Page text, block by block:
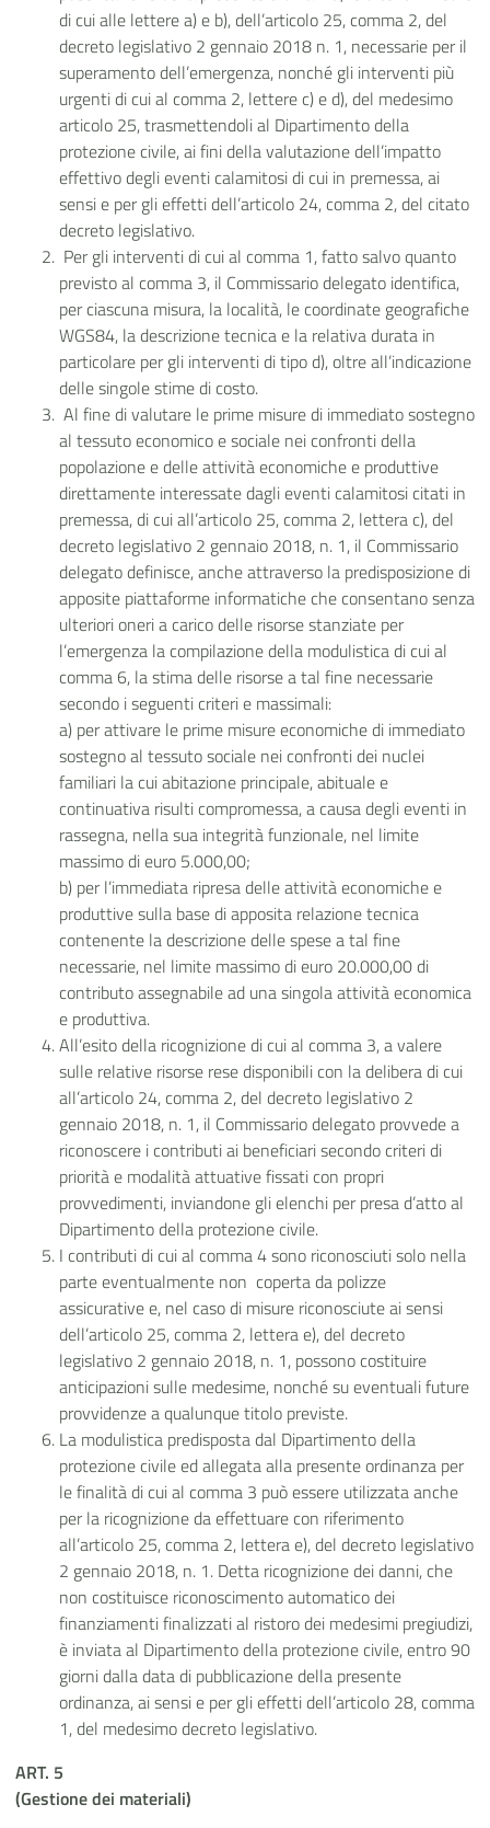
di cui alle lettere a) e b), dell’articolo 25, comma 2, del
decreto legislativo 2 gennaio 2018 n. 1, necessarie per il
superamento dell’emergenza, nonché gli interventi più
urgenti di cui al comma 2, lettere c) e d), del medesimo
articolo 25, trasmettendoli al Dipartimento della
protezione civile, ai fini della valutazione dell’impatto
effettivo degli eventi calamitosi di cui in premessa, ai
sensi e per gli effetti dell’articolo 24, comma 2, del citato
decreto legislativo.
Per gli interventi di cui al comma 1, fatto salvo quanto
previsto al comma 3, il Commissario delegato identifica,
per ciascuna misura, la località, le coordinate geografiche
WGS84, la descrizione tecnica e la relativa durata in
particolare per gli interventi di tipo d), oltre all’indicazione
delle singole stime di costo.
Al fine di valutare le prime misure di immediato sostegno
al tessuto economico e sociale nei confronti della
popolazione e delle attività economiche e produttive
direttamente interessate dagli eventi calamitosi citati in
premessa, di cui all’articolo 25, comma 2, lettera c), del
decreto legislativo 2 gennaio 2018, n. 1, il Commissario
delegato definisce, anche attraverso la predisposizione di
apposite piattaforme informatiche che consentano senza
ulteriori oneri a carico delle risorse stanziate per
l’emergenza la compilazione della modulistica di cui al
comma 6, la stima delle risorse a tal fine necessarie
secondo i seguenti criteri e massimali:
a) per attivare le prime misure economiche di immediato
sostegno al tessuto sociale nei confronti dei nuclei
familiari la cui abitazione principale, abituale e
continuativa risulti compromessa, a causa degli eventi in
rassegna, nella sua integrità funzionale, nel limite
massimo di euro 5.000,00;
b) per l’immediata ripresa delle attività economiche e
produttive sulla base di apposita relazione tecnica
contenente la descrizione delle spese a tal fine
necessarie, nel limite massimo di euro 20.000,00 di
contributo assegnabile ad una singola attività economica
e produttiva.
All’esito della ricognizione di cui al comma 3, a valere
sulle relative risorse rese disponibili con la delibera di cui
all’articolo 24, comma 2, del decreto legislativo 2
gennaio 2018, n. 1, il Commissario delegato provvede a
riconoscere i contributi ai beneficiari secondo criteri di
priorità e modalità attuative fissati con propri
provvedimenti, inviandone gli elenchi per presa d’atto al
Dipartimento della protezione civile.
I contributi di cui al comma 4 sono riconosciuti solo nella
parte eventualmente non coperta da polizze
assicurative e, nel caso di misure riconosciute ai sensi
dell’articolo 25, comma 2, lettera e), del decreto
legislativo 2 gennaio 2018, n. 1, possono costituire
anticipazioni sulle medesime, nonché su eventuali future
provvidenze a qualunque titolo previste.
La modulistica predisposta dal Dipartimento della
protezione civile ed allegata alla presente ordinanza per
le finalità di cui al comma 3 può essere utilizzata anche
per la ricognizione da effettuare con riferimento
all’articolo 25, comma 2, lettera e), del decreto legislativo
2 gennaio 2018, n. 1. Detta ricognizione dei danni, che
non costituisce riconoscimento automatico dei
finanziamenti finalizzati al ristoro dei medesimi pregiudizi,
è inviata al Dipartimento della protezione civile, entro 90
giorni dalla data di pubblicazione della presente
ordinanza, ai sensi e per gli effetti dell’articolo 28, comma
1, del medesimo decreto legislativo.
ART. 5
(Gestione dei materiali)